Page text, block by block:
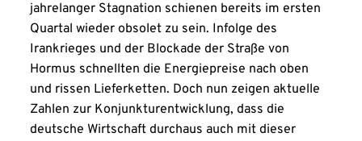
jahrelanger Stagnation schienen bereits im ersten
Quartal wieder obsolet zu sein. Infolge des
Irankrieges und der Blockade der Straße von
Hormus schnellten die Energiepreise nach oben
und rissen Lieferketten. Doch nun zeigen aktuelle
Zahlen zur Konjunkturentwicklung, dass die
deutsche Wirtschaft durchaus auch mit dieser